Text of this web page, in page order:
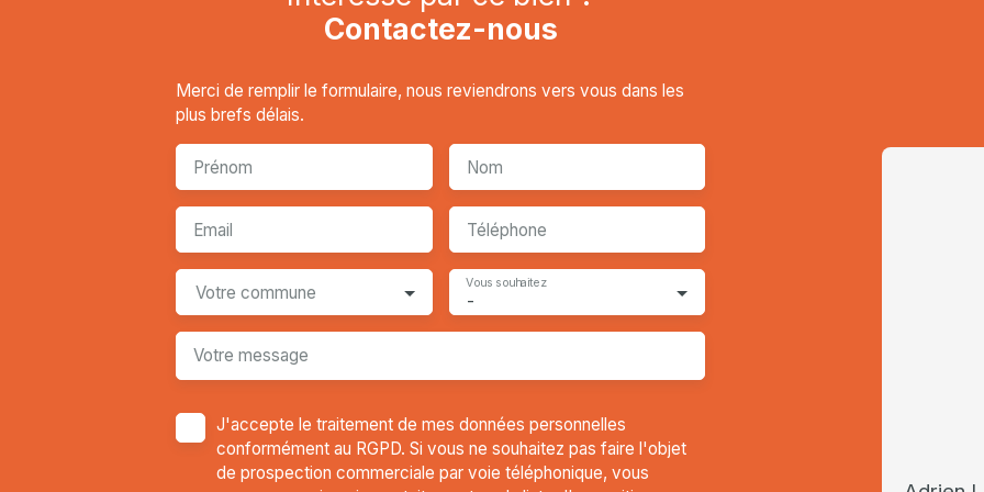
Contactez-nous
Merci de remplir le formulaire, nous reviendrons vers vous dans les
plus brefs délais.
Prénom Nom
Email Téléphone
Votre commune -
Vous souhaitez
Votre message
J'accepte le traitement de mes données personnelles
conformément au RGPD. Si vous ne souhaitez pas faire l'objet
de prospection commerciale par voie téléphonique, vous